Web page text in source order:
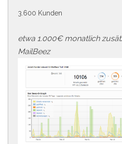
3.600 Kunden
etwa 1.000€ monatlich
MailBeez